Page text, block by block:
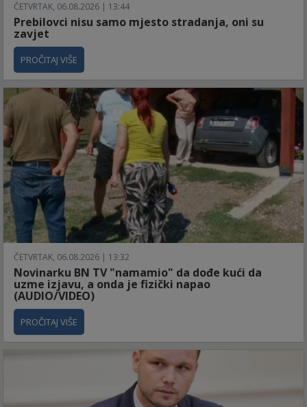
ČETVRTAK, 06.08.2026 | 13:44
Prebilovci nisu samo mjesto stradanja, oni su
zavjet
PROČITAJ VIŠE
ČETVRTAK, 06.08.2026 | 13:32
Novinarku BN TV "namamio" da dođe kući da
uzme izjavu, a onda je fizički napao
(AUDIO/VIDEO)
PROČITAJ VIŠE